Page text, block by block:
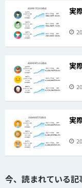
実
実
実
今、読まれている記